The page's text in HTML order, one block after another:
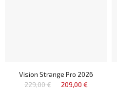
Vision Strange Pro 2026
229,00 €
209,00 €